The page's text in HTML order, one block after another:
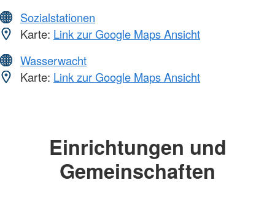
Sozialstationen
Karte: Link zur Google Maps Ansicht
Wasserwacht
Karte: Link zur Google Maps Ansicht
Einrichtungen und
Gemeinschaften